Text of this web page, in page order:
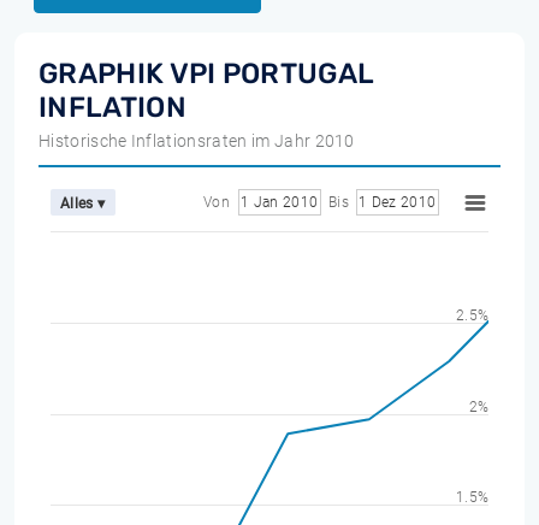
GRAPHIK VPI PORTUGAL
INFLATION
Historische Inflationsraten im Jahr 2010
Alles ▾ Von 1 Jan 2010 Bis 1 Dez 2010
1.5%
2%
2.5%